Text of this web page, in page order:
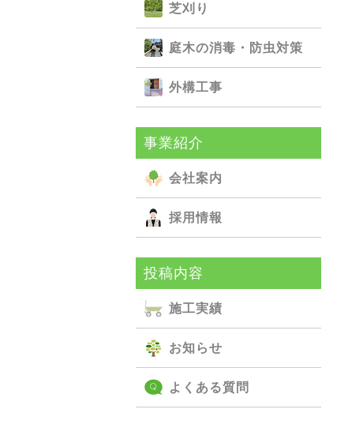
芝刈り
庭⽊の消毒・防⾍対策
外構⼯事
事業紹介
会社案内
採用情報
投稿内容
施⼯実績
お知らせ
よくある質問